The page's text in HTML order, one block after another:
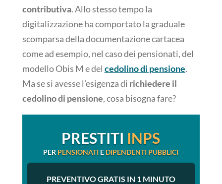
contributiva. Allo stesso tempo la
digitalizzazione ha comportato la graduale
scomparsa della documentazione cartacea
come ad esempio, nel caso dei pensionati, del
modello Obis M e del cedolino di pensione.
Ma se si avesse l’esigenza di richiedere il
cedolino di pensione, cosa bisogna fare?
PRESTITI INPS
PER PENSIONATI E DIPENDENTI PUBBLICI
PREVENTIVO GRATIS IN 1 MINUTO